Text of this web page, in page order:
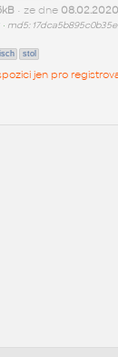
• ze dne 08.02.2020
• md5:
stol
jen pro